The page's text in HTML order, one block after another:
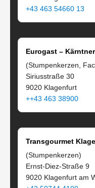
+43 463 54660 13
Eurogast –
(Stumpenkerzen,
Siriusstraße 30
9020 Klagenfurt
++43 463 38900
Transgourmet
(Stumpenkerzen)
Ernst-Diez-Straße 9
9020 Klagenfurt am